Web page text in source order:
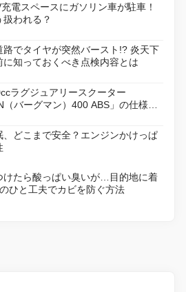
電スペースにガソリン車が駐車！
われる？
路でタイヤが突然バースト!? 炎天下
に知っておくべき点検内容とは
ラグジュアリースクーター
（バーグマン）400 ABS」の仕様を
日に発売
、どこまで安全？エンジンかけっぱ
けたら酸っぱい臭いが…目的地に着
ひと工夫でカビを防ぐ方法